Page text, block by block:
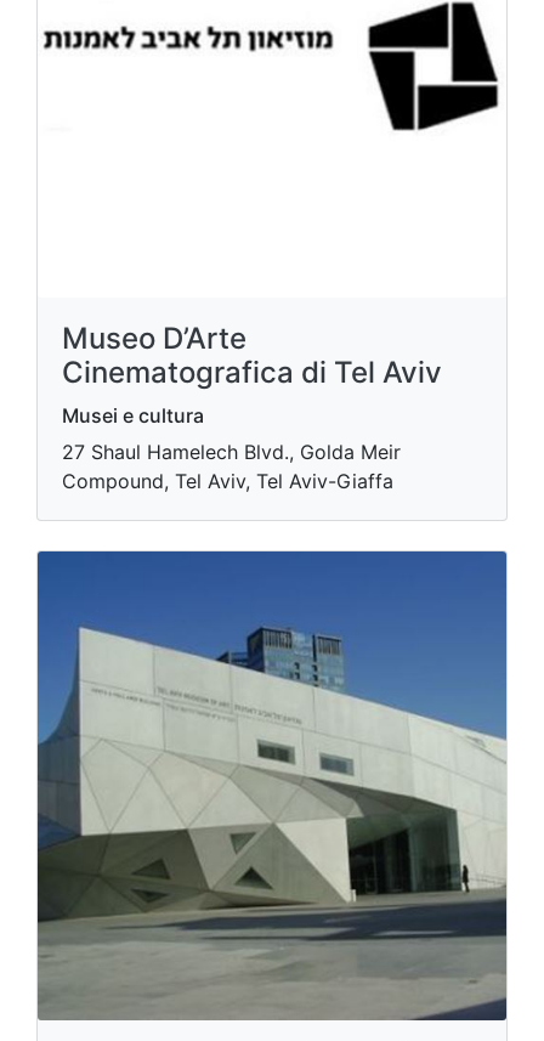
Museo D’Arte
Cinematografica di Tel Aviv
Musei e cultura
27 Shaul Hamelech Blvd., Golda Meir
Compound, Tel Aviv, Tel Aviv-Giaffa